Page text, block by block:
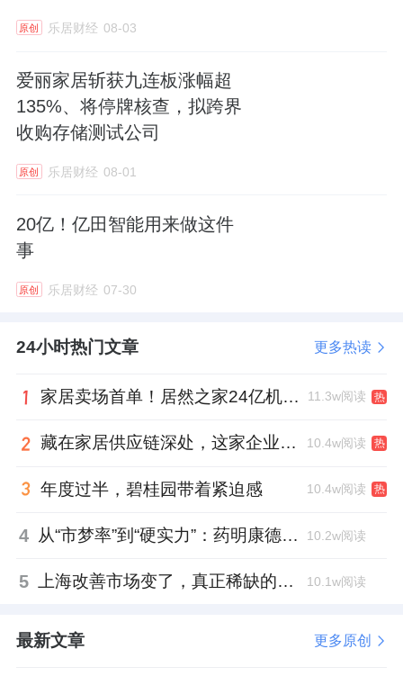
原创 乐居财经 08-03
爱丽家居斩获九连板涨幅超
135%、将停牌核查，拟跨界
收购存储测试公司
原创 乐居财经 08-01
20亿！亿田智能用来做这件
事
原创 乐居财经 07-30
24小时热门文章 更多热读
家居卖场首单！居然之家24亿机构间REITs获深交所无异议函 11.3w阅读 热
藏在家居供应链深处，这家企业正在悄悄转型 10.4w阅读 热
年度过半，碧桂园带着紧迫感 10.4w阅读 热
4 从“市梦率”到“硬实力”：药明康德如何用业绩填平2021年估值鸿沟？ 10.2w阅读
5 上海改善市场变了，真正稀缺的是这类社区 10.1w阅读
最新文章 更多原创